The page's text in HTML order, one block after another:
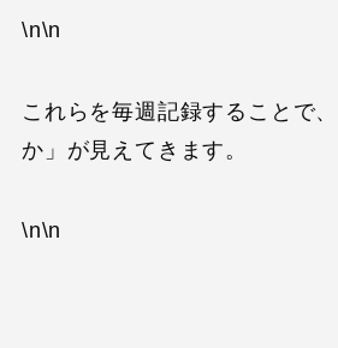
\n\n
これらを毎週記録することで
か」が見えてきます。
\n\n